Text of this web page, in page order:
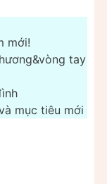
mới!
tay
mục tiêu mới